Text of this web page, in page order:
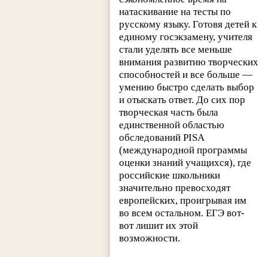
натаскивание на тесты по
русскому языку. Готовя детей к
единому госэкзамену, учителя
стали уделять все меньше
внимания развитию творческих
способностей и все больше —
умению быстро сделать выбор
и отыскать ответ. До сих пор
творческая часть была
единственной областью
обследований PISA
(международной программы
оценки знаний учащихся), где
российские школьники
значительно превосходят
европейских, проигрывая им
во всем остальном. ЕГЭ вот-
вот лишит их этой
возможности.